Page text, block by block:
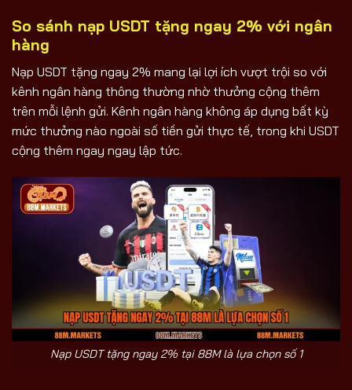
So sánh nạp USDT tặng ngay 2% với ngân
hàng
Nạp USDT tặng ngay 2% mang lại lợi ích vượt trội so với
kênh ngân hàng thông thường nhờ thưởng cộng thêm
trên mỗi lệnh gửi. Kênh ngân hàng không áp dụng bất kỳ
mức thưởng nào ngoài số tiền gửi thực tế, trong khi USDT
cộng thêm ngay ngay lập tức.
Nạp USDT tặng ngay 2% tại 88M là lựa chọn số 1